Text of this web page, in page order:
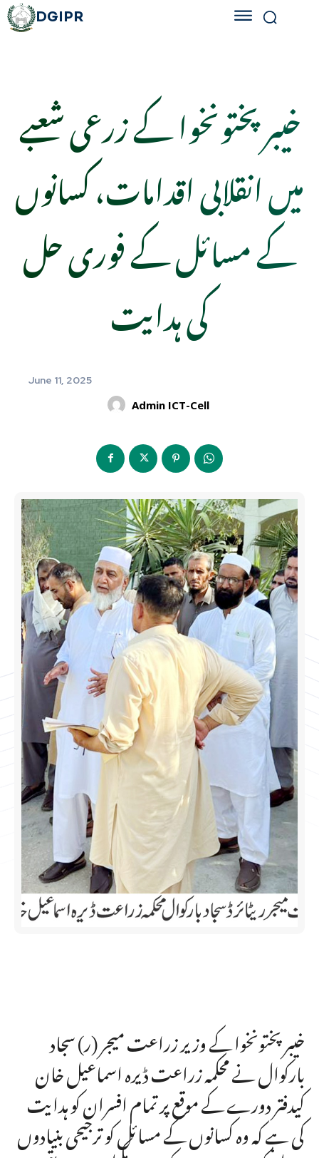
DGIPR
خیبر پختونخوا کے زرعی شعبے
میں انقلابی اقدامات، کسانوں
کے مسائل کے فوری حل
کی ہدایت
June 11, 2025
Admin ICT-Cell
خیبر پختونخوا کے وزیر زراعت میجر (ر) سجاد
بارکوال نے محکمہ زراعت ڈیرہ اسماعیل خان
کیدفتر دورے کے موقع پر تمام افسران کو ہدایت
کی ہے کہ وہ کسانوں کے مسائل کو ترجیحی بنیادوں